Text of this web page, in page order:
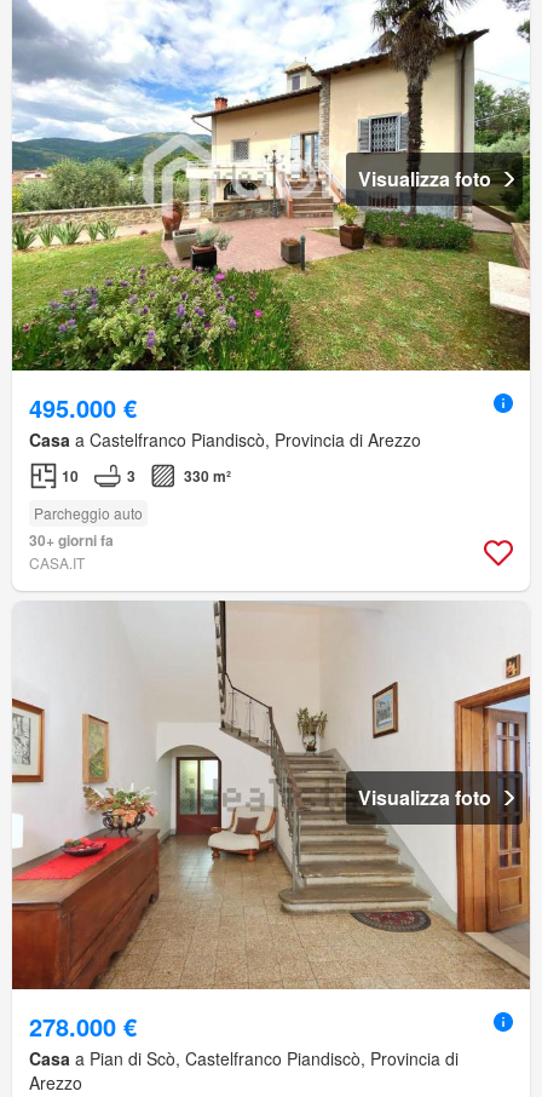
Visualizza foto
495.000 €
Casa a Castelfranco Piandiscò, Provincia di Arezzo
10 3 330 m²
Parcheggio auto
30+ giorni fa
CASA.IT
Visualizza foto
278.000 €
Casa a Pian di Scò, Castelfranco Piandiscò, Provincia di
Arezzo